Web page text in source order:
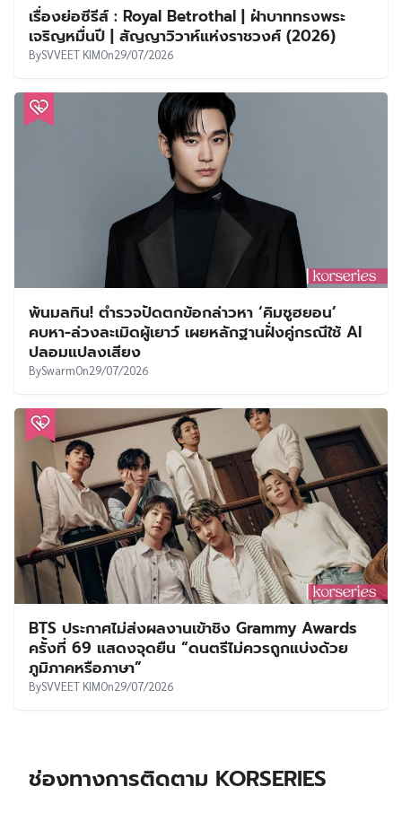
เรื่องย่อซีรีส์ : Royal Betrothal | ฝ่าบาททรงพระ
เจริญหมื่นปี | สัญญาวิวาห์แห่งราชวงศ์ (2026)
BySVVEET KIMOn29/07/2026
พ้นมลทิน! ตำรวจปัดตกข้อกล่าวหา ‘คิมซูฮยอน’
คบหา-ล่วงละเมิดผู้เยาว์ เผยหลักฐานฝั่งคู่กรณีใช้ AI
ปลอมแปลงเสียง
BySwarmOn29/07/2026
BTS ประกาศไม่ส่งผลงานเข้าชิง Grammy Awards
ครั้งที่ 69 แสดงจุดยืน “ดนตรีไม่ควรถูกแบ่งด้วย
ภูมิภาคหรือภาษา”
BySVVEET KIMOn29/07/2026
ช่องทางการติดตาม KORSERIES